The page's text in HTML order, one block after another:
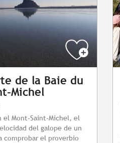
de la Baie du
Michel
el Mont-Saint-Michel, el
del galope de un
comprobar el proverbio